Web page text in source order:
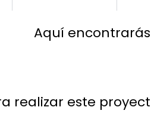
Aquí
realizar este